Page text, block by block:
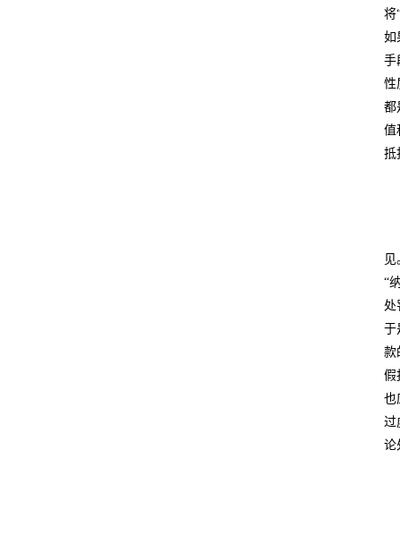
将
如
手
性
都
值
抵
“
处
于
款
假
也
过
论